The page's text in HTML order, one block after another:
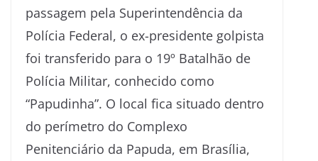
passagem pela Superintendência da
Polícia Federal, o ex-presidente golpista
foi transferido para o 19º Batalhão de
Polícia Militar, conhecido como
“Papudinha”. O local fica situado dentro
do perímetro do Complexo
Penitenciário da Papuda, em Brasília,